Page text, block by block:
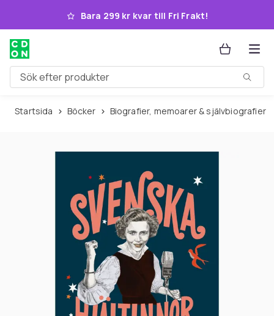
Hoppa till huvudinnehållet
Bara 299 kr kvar till Fri Frakt!
Sök efter produkter
Startsida Böcker Biografier, memoarer & självbiografier